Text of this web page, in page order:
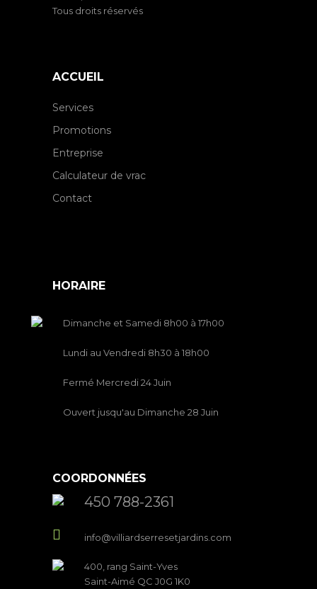
Tous droits réservés
ACCUEIL
Services
Promotions
Entreprise
Calculateur de vrac
Contact
HORAIRE
Dimanche et Samedi 8h00 à 17h00
Lundi au Vendredi 8h30 à 18h00
Fermé Mercredi 24 Juin
Ouvert jusqu'au Dimanche 28 Juin
COORDONNÉES
450 788-2361
info@villiardserresetjardins.com
400, rang Saint-Yves
Saint-Aimé QC J0G 1K0